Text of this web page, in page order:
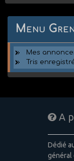
Menu
Mes
Tris
A
Dédié
général